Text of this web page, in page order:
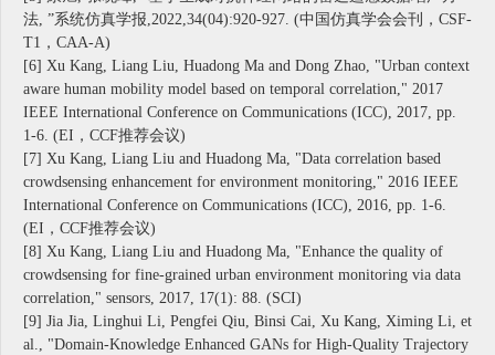
法, ”系统仿真学报,2022,34(04):920-927. (中国仿真学会会刊，CSF-
T1，CAA-A)
[6] Xu Kang, Liang Liu, Huadong Ma and Dong Zhao, "Urban context
aware human mobility model based on temporal correlation," 2017
IEEE International Conference on Communications (ICC), 2017, pp.
1-6. (EI，CCF推荐会议)
[7] Xu Kang, Liang Liu and Huadong Ma, "Data correlation based
crowdsensing enhancement for environment monitoring," 2016 IEEE
International Conference on Communications (ICC), 2016, pp. 1-6.
(EI，CCF推荐会议)
[8] Xu Kang, Liang Liu and Huadong Ma, "Enhance the quality of
crowdsensing for fine-grained urban environment monitoring via data
correlation," sensors, 2017, 17(1): 88. (SCI)
[9] Jia Jia, Linghui Li, Pengfei Qiu, Binsi Cai, Xu Kang, Ximing Li, et
al., "Domain-Knowledge Enhanced GANs for High-Quality Trajectory